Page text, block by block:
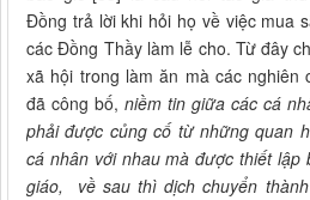
Đồng trả lời khi hỏi họ về việc mua
các Đồng Thầy làm lễ cho. Từ đây
xã hội trong làm ăn mà các nghiên
đã công bố, niềm tin giữa các cá
phải được củng cố từ những quan
cá nhân với nhau mà được thiết lập
giáo, về sau thì dịch chuyển